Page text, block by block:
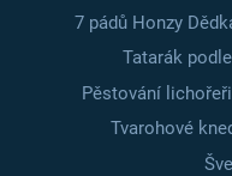
7 pádů Honzy
Tatarák
Pěstování
Tvarohové